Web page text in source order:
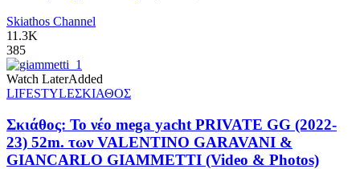
Skiathos Channel
11.3K
385
Watch LaterAdded
LIFESTYLEΣΚΙΑΘΟΣ
Σκιάθος: Το νέο mega yacht PRIVATE GG (2022-
23) 52m. των VALENTINO GARAVANI &
GIANCARLO GIAMMETTI (Video & Photos)